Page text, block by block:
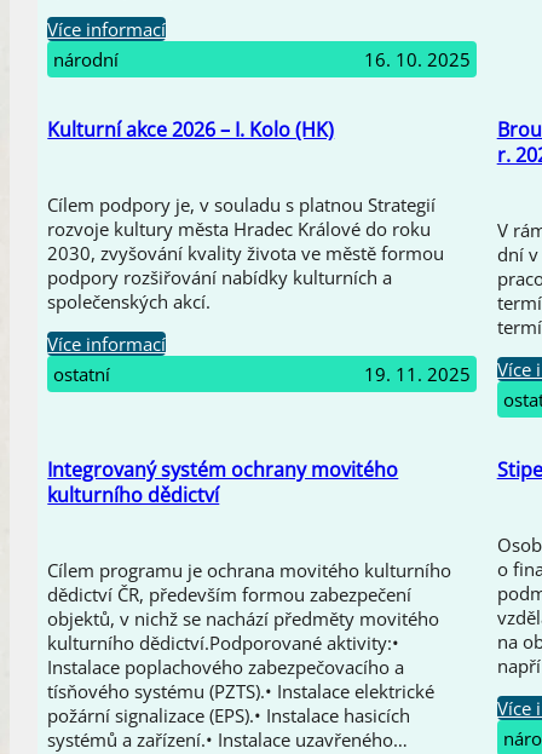
Více informací
národní
16. 10. 2025
Kulturní akce 2026 – I. Kolo (HK)
Cílem podpory je, v souladu s platnou Strategií
rozvoje kultury města Hradec Králové do roku
2030, zvyšování kvality života ve městě formou
podpory rozšiřování nabídky kulturních a
společenských akcí.
Více informací
ostatní
19. 11. 2025
r.
V
dní
Více
Integrovaný systém ochrany movitého
kulturního dědictví
Cílem programu je ochrana movitého kulturního
dědictví ČR, především formou zabezpečení
objektů, v nichž se nachází předměty movitého
kulturního dědictví.Podporované aktivity:•
Instalace poplachového zabezpečovacího a
tísňového systému (PZTS).• Instalace elektrické
požární signalizace (EPS).• Instalace hasicích
systémů a zařízení.• Instalace uzavřeného…
o
na
Více